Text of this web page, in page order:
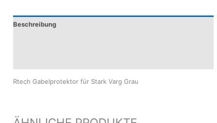
Beschreibung
Rtech Gabelprotektor für Stark Varg Grau